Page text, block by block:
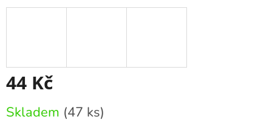
44 Kč
cena:
Skladem (47 ks)